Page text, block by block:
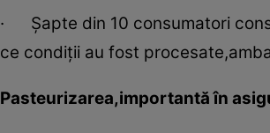
· Şapte din 10 consumatori
ce condiţii au fost
Pasteurizarea,importantă în